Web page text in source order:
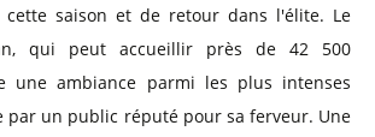
cette saison et de retour dans l'élite. Le
qui peut accueillir près de 42 500
une ambiance parmi les plus intenses
par un public réputé pour sa ferveur. Une